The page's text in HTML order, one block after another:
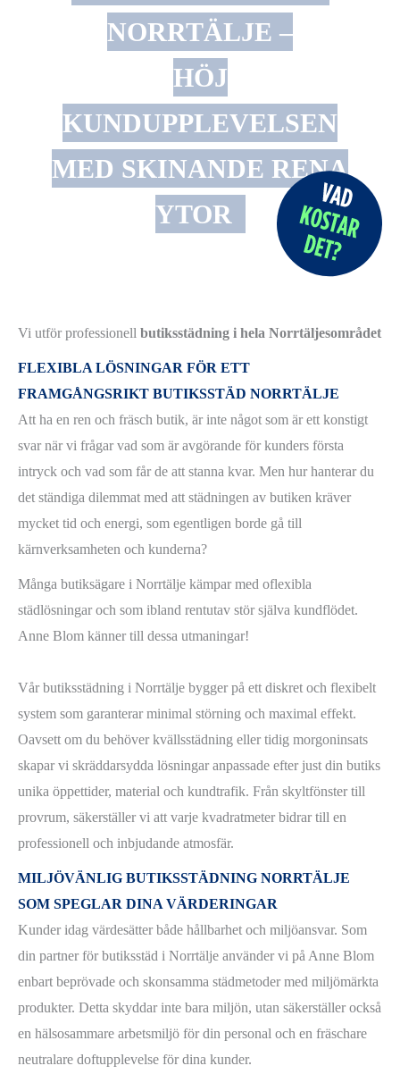
NORRTÄLJE –
HÖJ
KUNDUPPLEVELSEN
MED SKINANDE RENA
YTOR
Vi utför professionell butiksstädning i hela Norrtäljesområdet
FLEXIBLA LÖSNINGAR FÖR ETT
FRAMGÅNGSRIKT BUTIKSSTÄD NORRTÄLJE
Att ha en ren och fräsch butik, är inte något som är ett konstigt
svar när vi frågar vad som är avgörande för kunders första
intryck och vad som får de att stanna kvar. Men hur hanterar du
det ständiga dilemmat med att städningen av butiken kräver
mycket tid och energi, som egentligen borde gå till
kärnverksamheten och kunderna?
Många butiksägare i Norrtälje kämpar med oflexibla
städlösningar och som ibland rentutav stör själva kundflödet.
Anne Blom känner till dessa utmaningar!
Vår butiksstädning i Norrtälje bygger på ett diskret och flexibelt
system som garanterar minimal störning och maximal effekt.
Oavsett om du behöver kvällsstädning eller tidig morgoninsats
skapar vi skräddarsydda lösningar anpassade efter just din butiks
unika öppettider, material och kundtrafik. Från skyltfönster till
provrum, säkerställer vi att varje kvadratmeter bidrar till en
professionell och inbjudande atmosfär.
MILJÖVÄNLIG BUTIKSSTÄDNING NORRTÄLJE
SOM SPEGLAR DINA VÄRDERINGAR
Kunder idag värdesätter både hållbarhet och miljöansvar. Som
din partner för butiksstäd i Norrtälje använder vi på Anne Blom
enbart beprövade och skonsamma städmetoder med miljömärkta
produkter. Detta skyddar inte bara miljön, utan säkerställer också
en hälsosammare arbetsmiljö för din personal och en fräschare
neutralare doftupplevelse för dina kunder.